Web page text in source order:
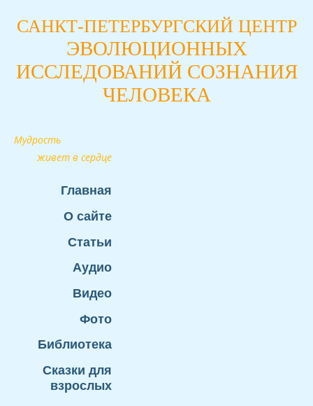
САНКТ-ПЕТЕРБУРГСКИЙ ЦЕНТР
ЭВОЛЮЦИОННЫХ
ИССЛЕДОВАНИЙ СОЗНАНИЯ
ЧЕЛОВЕКА
Мудрость
живет в сердце
Главная
О сайте
Статьи
Аудио
Видео
Фото
Библиотека
Сказки для
взрослых